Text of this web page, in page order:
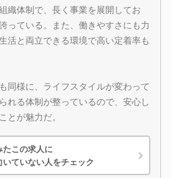
織体制で、長く事業を展開してお
っている。また、働きやすさにも力
活と両立できる環境で高い定着率も
同様に、ライフスタイルが変わって
れる体制が整っているので、安心し
とが魅力だ。
たこの求人に
ていない人をチェック